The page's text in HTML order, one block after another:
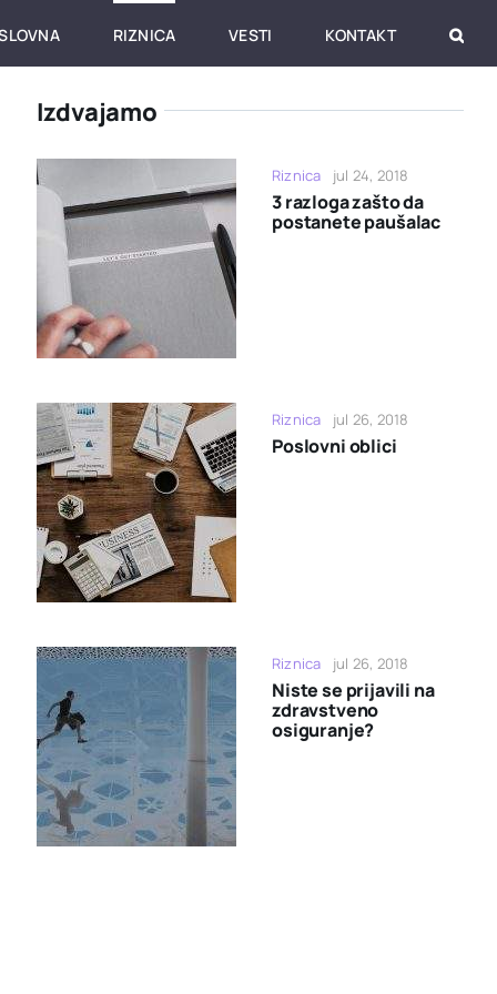
RIZNICA VESTI KONTAKT
Izdvajamo
Riznica jul 24, 2018
3 razloga zašto da
postanete paušalac
Riznica jul 26, 2018
Poslovni oblici
Riznica jul 26, 2018
Niste se prijavili na
zdravstveno
osiguranje?